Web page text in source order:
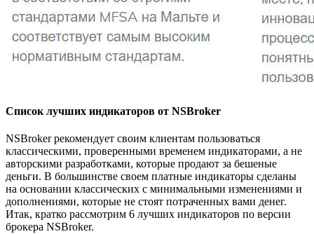
Список лучших индикаторов от NSBroker
NSBroker рекомендует своим клиентам пользоваться
классическими, проверенными временем индикаторами, а не
авторскими разработками, которые продают за бешеные
деньги. В большинстве своем платные индикаторы сделаны
на основании классических с минимальными изменениями и
дополнениями, которые не стоят потраченных вами денег.
Итак, кратко рассмотрим 6 лучших индикаторов по версии
брокера NSBroker.